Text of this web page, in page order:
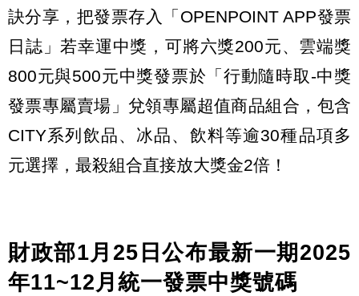
訣分享，把發票存入「OPENPOINT APP發票
日誌」若幸運中獎，可將六獎200元、雲端獎
800元與500元中獎發票於「行動隨時取-中獎
發票專屬賣場」兌領專屬超值商品組合，包含
CITY系列飲品、冰品、飲料等逾30種品項多
元選擇，最殺組合直接放大獎金2倍！
財政部1月25日公布最新一期2025
年11~12月統一發票中獎號碼